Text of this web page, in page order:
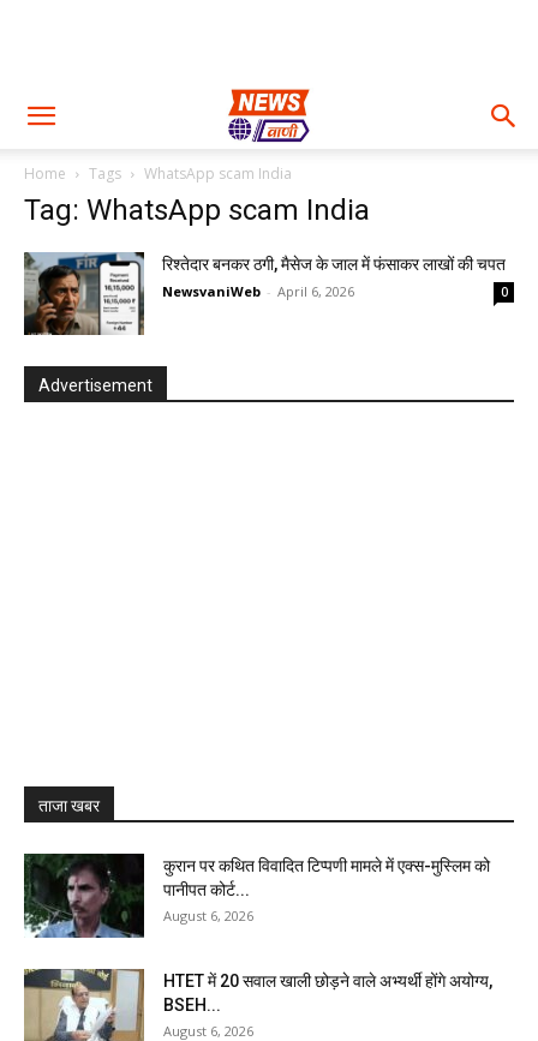
Home Tags WhatsApp scam India
Tag: WhatsApp scam India
रिश्तेदार बनकर ठगी, मैसेज के जाल में फंसाकर लाखों की चपत
NewsvaniWeb - April 6, 2026 0
Advertisement
ताजा खबर
कुरान पर कथित विवादित टिप्पणी मामले में एक्स-मुस्लिम को
पानीपत कोर्ट...
August 6, 2026
HTET में 20 सवाल खाली छोड़ने वाले अभ्यर्थी होंगे अयोग्य,
BSEH...
August 6, 2026